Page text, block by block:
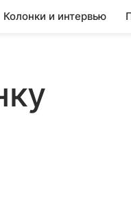
Колонки и интервью